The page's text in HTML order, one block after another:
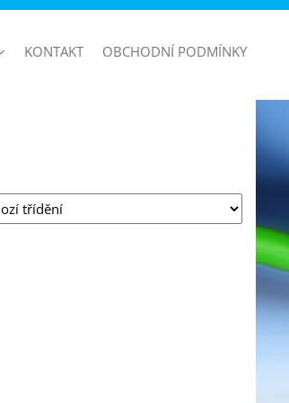
KONTAKT OBCHODNÍ PODMÍNKY